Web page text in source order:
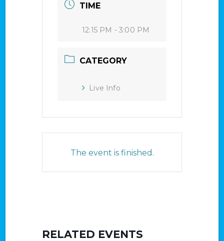
TIME
12:15 PM - 3:00 PM
CATEGORY
Live Info
The event is finished.
RELATED EVENTS